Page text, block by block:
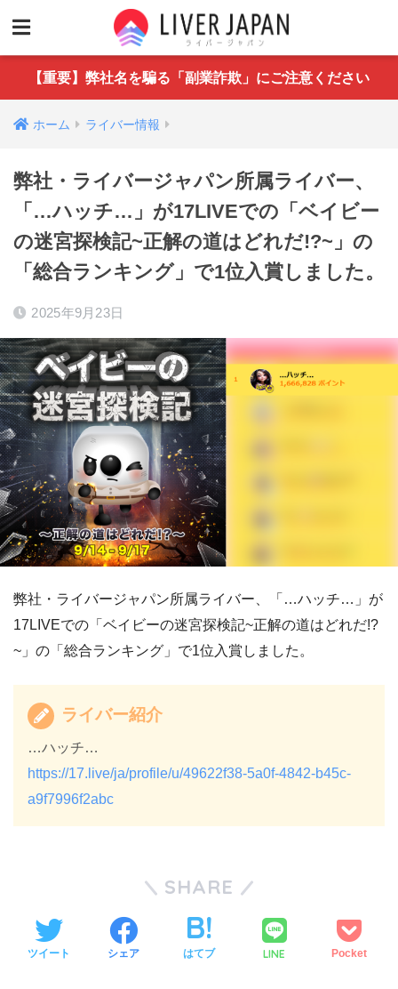
【重要】弊社名を騙る「副業詐欺」にご注意ください
ホーム ライバー情報
弊社・ライバージャパン所属ライバー、
「…ハッチ…」が17LIVEでの「ベイビー
の迷宮探検記~正解の道はどれだ!?~」の
「総合ランキング」で1位入賞しました。
2025年9月23日
弊社・ライバージャパン所属ライバー、「…ハッチ…」が
17LIVEでの「ベイビーの迷宮探検記~正解の道はどれだ!?
~」の「総合ランキング」で1位入賞しました。
ライバー紹介
…ハッチ…
https://17.live/ja/profile/u/49622f38-5a0f-4842-b45c-
a9f7996f2abc
SHARE
ツイート シェア はてブ LINE Pocket